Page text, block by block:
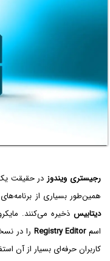
رجیستری ویندوز در حقیقت
همین‌طور بسیاری از
دیتابیس ذخیره می‌کنند.
اسمRegistry Editor را در
کاربران حرفه‌ای بسیار از آن